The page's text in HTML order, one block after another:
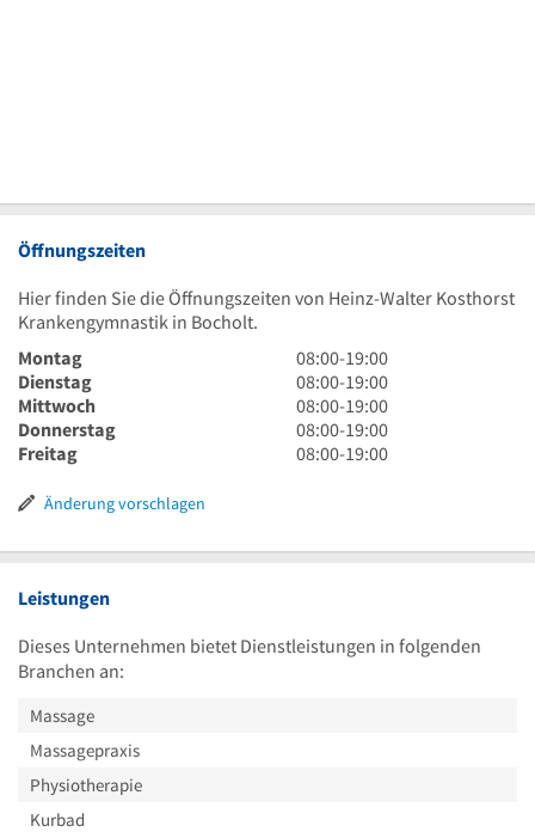
Öffnungszeiten
Hier finden Sie die Öffnungszeiten von Heinz-Walter Kosthorst
Krankengymnastik in Bocholt.
Montag
8
Uhr
bis
19
Uhr
08:00-19:00
Dienstag
8
Uhr
bis
19
08:00-19:00
Mittwoch
8
Uhr
bis
08:00-19:00
Donnerstag
8
Uhr
08:00-19:00
Freitag
8
Uhr
08:00-19:00
Änderung vorschlagen
Leistungen
Dieses Unternehmen bietet Dienstleistungen in folgenden
Branchen an:
Massage
Massagepraxis
Physiotherapie
Kurbad